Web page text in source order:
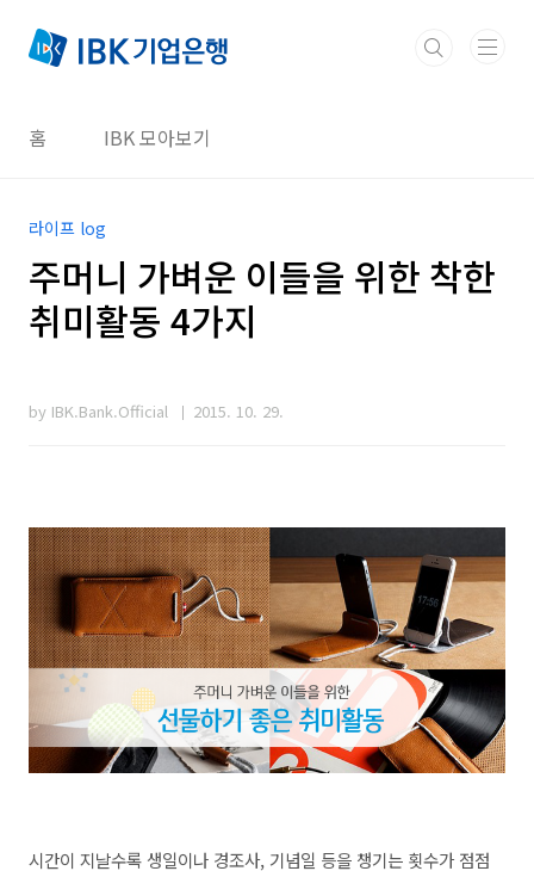
홈 IBK 모아보기
라이프 log
주머니 가벼운 이들을 위한 착한
취미활동 4가지
by IBK.Bank.Official 2015. 10. 29.
시간이 지날수록 생일이나 경조사, 기념일 등을 챙기는 횟수가 점점